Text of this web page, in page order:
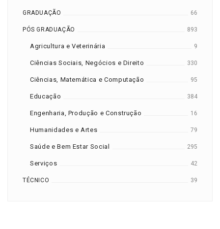
GRADUAÇÃO 66
PÓS GRADUAÇÃO 893
Agricultura e Veterinária 9
Ciências Sociais, Negócios e Direito 330
Ciências, Matemática e Computação 95
Educação 384
Engenharia, Produção e Construção 16
Humanidades e Artes 79
Saúde e Bem Estar Social 295
Serviços 42
TÉCNICO 39